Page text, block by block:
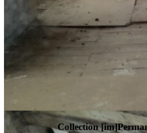
Collection